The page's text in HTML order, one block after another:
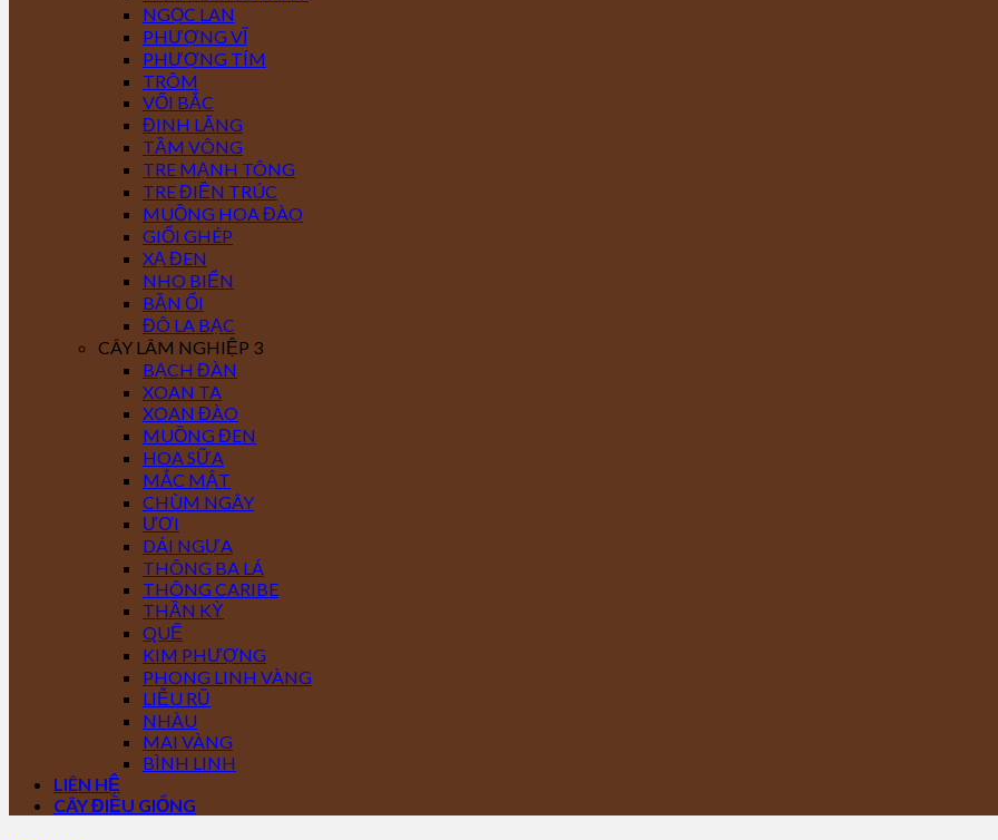
NGỌC LAN
PHƯỢNG VĨ
PHƯỢNG TÍM
TRÔM
VỐI BẮC
ĐINH LĂNG
TẦM VÔNG
TRE MẠNH TÔNG
TRE ĐIỀN TRÚC
MUỒNG HOA ĐÀO
GIỔI GHÉP
XẠ ĐEN
NHO BIỂN
BẦN ỔI
ĐÔ LA BẠC
CÂY LÂM NGHIỆP 3
BẠCH ĐÀN
XOAN TA
XOAN ĐÀO
MUỒNG ĐEN
HOA SỮA
MẮC MẬT
CHÙM NGÂY
ƯƠI
DÁI NGỰA
THÔNG BA LÁ
THÔNG CARIBE
THẦN KỲ
QUẾ
KIM PHƯỢNG
PHONG LINH VÀNG
LIỄU RŨ
NHÀU
MAI VÀNG
BÌNH LINH
LIÊN HỆ
CÂY ĐIỀU GIỐNG